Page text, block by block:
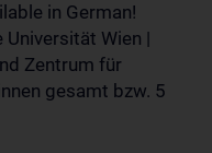
in German!
Wien |
Zentrum für
gesamt bzw. 5